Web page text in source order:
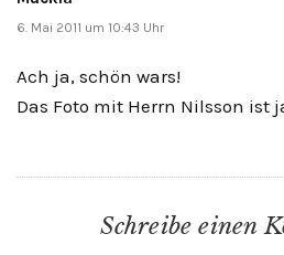
6. Mai 2011 um 10:43 Uhr
Ach ja, schön wars!
Das Foto mit Herrn Nilsson ist
Schreibe einen